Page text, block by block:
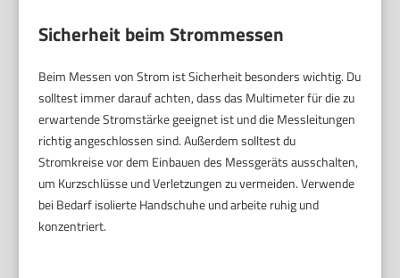
Sicherheit beim Strommessen
Beim Messen von Strom ist Sicherheit besonders wichtig. Du
solltest immer darauf achten, dass das Multimeter für die zu
erwartende Stromstärke geeignet ist und die Messleitungen
richtig angeschlossen sind. Außerdem solltest du
Stromkreise vor dem Einbauen des Messgeräts ausschalten,
um Kurzschlüsse und Verletzungen zu vermeiden. Verwende
bei Bedarf isolierte Handschuhe und arbeite ruhig und
konzentriert.